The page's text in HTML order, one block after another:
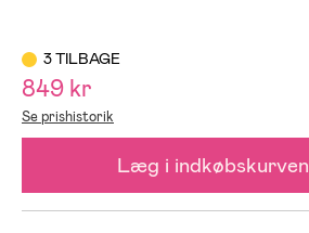
3 TILBAGE
849 kr
Se prishistorik
Læg i indkøbskurven